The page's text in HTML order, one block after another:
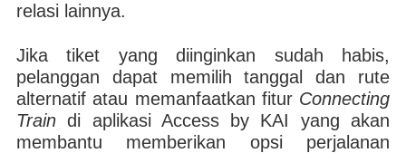
relasi lainnya.
Jika tiket yang diinginkan sudah habis,
pelanggan dapat memilih tanggal dan rute
alternatif atau memanfaatkan fitur Connecting
Traindi aplikasi Access by KAI yang akan
membantu memberikan opsi perjalanan